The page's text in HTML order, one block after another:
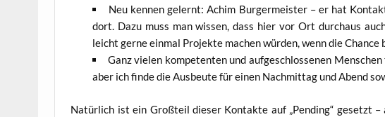
Neu ken­nen gelernt: Achim Bur­ger­meis­ter – er hat
dort. Dazu muss man wis­sen, dass hier vor Ort durch­aus
leicht ger­ne ein­mal Pro­jek­te machen wür­den, wenn die Chan­ce
Ganz vie­len kom­pe­ten­ten und auf­ge­schlos­se­nen
aber ich fin­de die Aus­beu­te für einen Nach­mit­tag und Abend
Natür­lich ist ein Groß­teil die­ser Kon­tak­te auf „Pen­ding“ gesetzt